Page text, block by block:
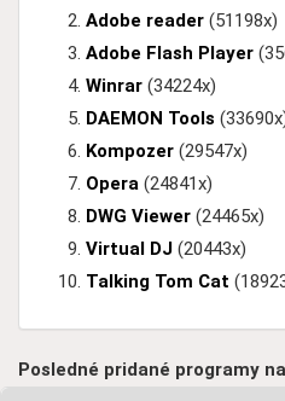
Adobe reader (51198x)
Adobe Flash Player
Winrar (34224x)
DAEMON Tools
Kompozer (29547x)
Opera (24841x)
DWG Viewer (24465x)
Virtual DJ (20443x)
Talking Tom Cat
Posledné pridané programy